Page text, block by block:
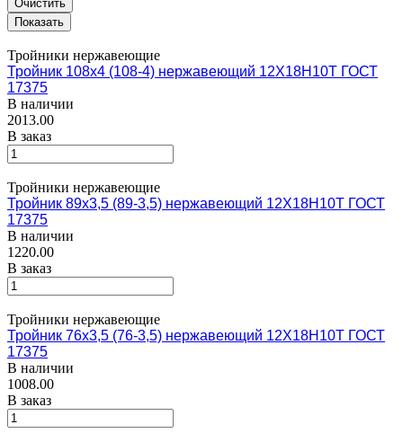
Очистить
Тройники нержавеющие
Тройник 108х4 (108-4) нержавеющий 12Х18Н10Т ГОСТ
17375
В наличии
2013.00
В заказ
Тройники нержавеющие
Тройник 89х3,5 (89-3,5) нержавеющий 12Х18Н10Т ГОСТ
17375
В наличии
1220.00
В заказ
Тройники нержавеющие
Тройник 76х3,5 (76-3,5) нержавеющий 12Х18Н10Т ГОСТ
17375
В наличии
1008.00
В заказ